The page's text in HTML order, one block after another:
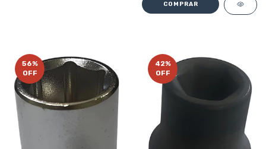
56%
OFF
42%
OFF